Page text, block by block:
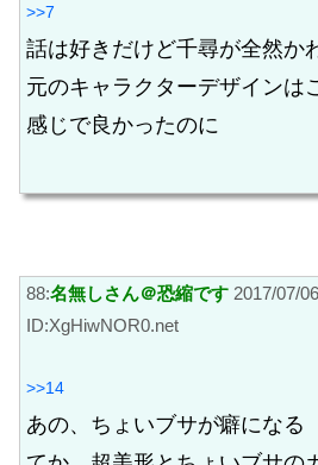
>>7
話は好きだけど千尋が全然か
元のキャラクターデザインは
感じで良かったのに
88:名無しさん＠恐縮です 2017/07/
ID:XgHiwNOR0.net
>>14
あの、ちょいブサが癖になる